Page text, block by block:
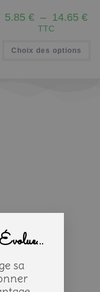
5.85€ – 14.65€
TTC
Choix des options
sa